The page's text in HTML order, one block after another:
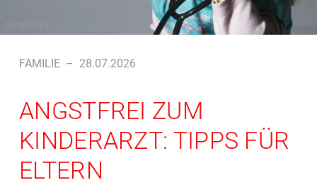
FAMILIE – 28.07.2026
ANGSTFREI ZUM
KINDERARZT: TIPPS FÜR
ELTERN